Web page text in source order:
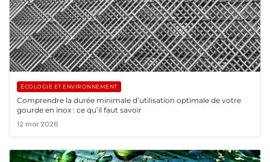
ÉCOLOGIE ET ENVIRONNEMENT
Comprendre la durée minimale d’utilisation optimale de votre
gourde en inox : ce qu’il faut savoir
12 mai 2026